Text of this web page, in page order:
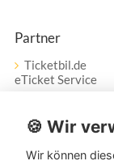
Partner
Ticketbil.de
eTicket Service
Vertrag
🍪 Wir
Wir können